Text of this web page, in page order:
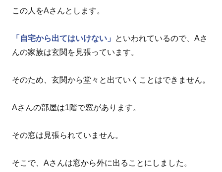
この人をAさんとします。
「自宅から出てはいけない」
といわれているので、Aさ
んの家族は玄関を見張っています。
そのため、玄関から堂々と出ていくことはできません。
Aさんの部屋は1階で窓があります。
その窓は見張られていません。
そこで、Aさんは窓から外に出ることにしました。